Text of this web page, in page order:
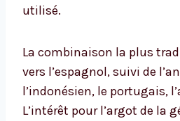
utilisé.
La combinaison la plus
vers l’espagnol, suivi de
l’indonésien, le portugais,
L’intérêt pour l’argot de la